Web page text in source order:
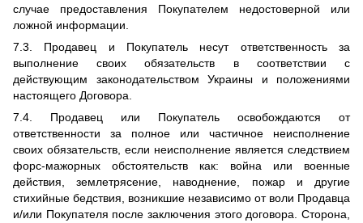
случае предоставления Покупателем недостоверной или
ложной информации.
7.3. Продавец и Покупатель несут ответственность за
выполнение своих обязательств в соответствии с
действующим законодательством Украины и положениями
настоящего Договора.
7.4. Продавец или Покупатель освобождаются от
ответственности за полное или частичное неисполнение
своих обязательств, если неисполнение является следствием
форс-мажорных обстоятельств как: война или военные
действия, землетрясение, наводнение, пожар и другие
стихийные бедствия, возникшие независимо от воли Продавца
и/или Покупателя после заключения этого договора. Сторона,